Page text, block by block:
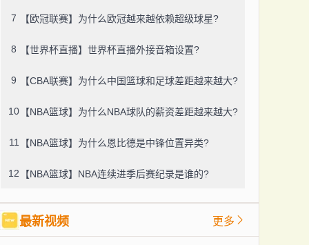
7 【欧冠联赛】为什么欧冠越来越依赖超级球星?
8 【世界杯直播】世界杯直播外接音箱设置?
9 【CBA联赛】为什么中国篮球和足球差距越来越大?
10 【NBA篮球】为什么NBA球队的薪资差距越来越大?
11 【NBA篮球】为什么恩比德是中锋位置异类?
12 【NBA篮球】NBA连续进季后赛纪录是谁的?
最新视频 更多